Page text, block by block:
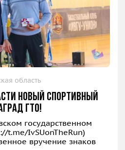
область
новый спортивный
ГТО!
государственном
t.me/IvSUonTheRun)
вручение знаков